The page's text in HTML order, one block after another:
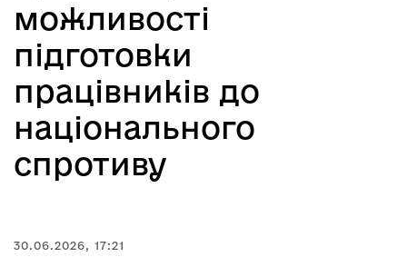
можливості
підготовки
працівників до
національного
спротиву
30.06.2026, 17:21